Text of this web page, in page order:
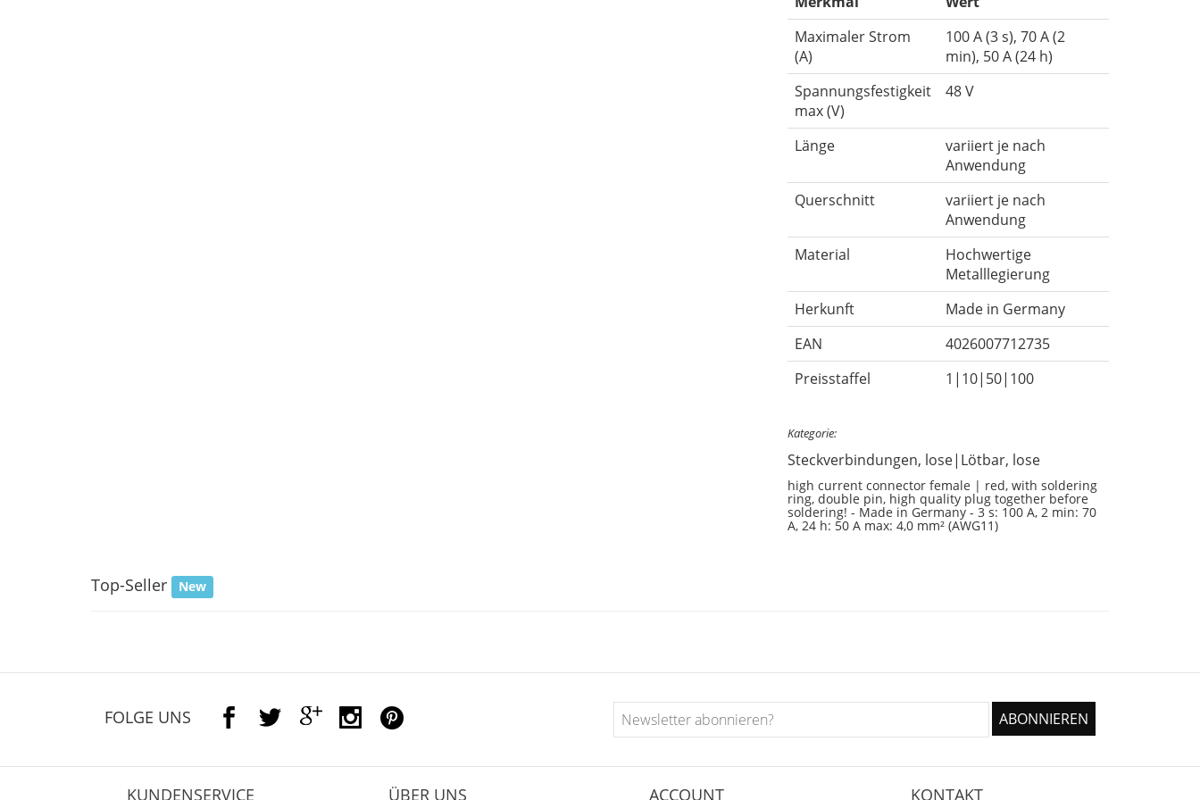
Maximaler Strom
(A)
100 A (3 s), 70 A (2
min), 50 A (24 h)
Spannungsfestigkeit
max (V)
48 V
Länge
variiert je nach
Anwendung
Querschnitt
variiert je nach
Anwendung
Material
Hochwertige
Metalllegierung
Herkunft
Made in Germany
EAN
4026007712735
Preisstaffel
1|10|50|100
Kategorie:
Steckverbindungen, lose|Lötbar, lose
high current connector female | red, with soldering
ring, double pin, high quality plug together before
soldering! - Made in Germany - 3 s: 100 A, 2 min: 70
A, 24 h: 50 A max: 4,0 mm² (AWG11)
Top-Seller New
FOLGE UNS
KUNDENSERVICE ÜBER UNS ACCOUNT KONTAKT